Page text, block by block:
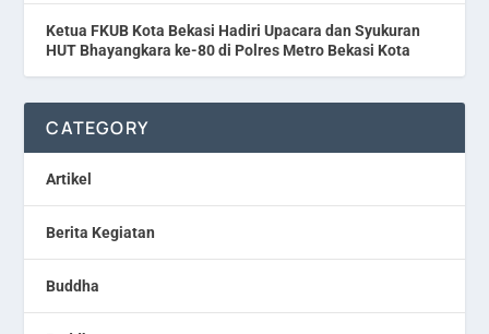
Ketua FKUB Kota Bekasi Hadiri Upacara dan Syukuran
HUT Bhayangkara ke-80 di Polres Metro Bekasi Kota
CATEGORY
Artikel
Berita Kegiatan
Buddha